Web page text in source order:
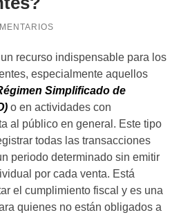
recurso indispensable para los
especialmente aquellos
Simplificado de
o en actividades con
al público en general. Este tipo
todas las transacciones
periodo determinado sin emitir
por cada venta. Está
el cumplimiento fiscal y es una
quienes no están obligados a